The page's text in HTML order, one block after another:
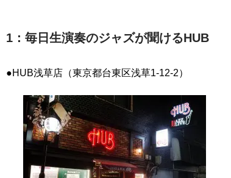
1：毎日生演奏のジャズが聞けるHUB
●HUB浅草店（東京都台東区浅草1-12-2）